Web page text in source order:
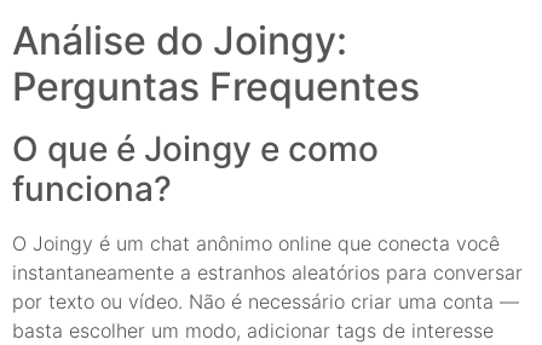
Análise do Joingy:
Perguntas Frequentes
O que é Joingy e como
funciona?
O Joingy é um chat anônimo online que conecta você
instantaneamente a estranhos aleatórios para conversar
por texto ou vídeo. Não é necessário criar uma conta —
basta escolher um modo, adicionar tags de interesse